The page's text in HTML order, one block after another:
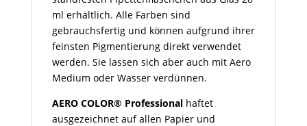
ml erhältlich. Alle Farben sind
gebrauchsfertig und können aufgrund ihrer
feinsten Pigmentierung direkt verwendet
werden. Sie lassen sich aber auch mit Aero
Medium oder Wasser verdünnen.
AERO COLOR® Professionalhaftet
ausgezeichnet auf allen Papier und